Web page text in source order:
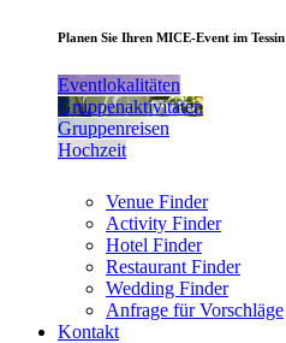
Planen Sie Ihren MICE-Event im Tessin
Eventlokalitäten
Gruppenaktivitäten
Gruppenreisen
Hochzeit
Venue Finder
Activity Finder
Hotel Finder
Restaurant Finder
Wedding Finder
Anfrage für Vorschläge
Kontakt